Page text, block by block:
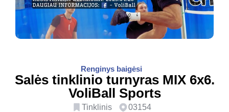
Renginys baigėsi
Salės tinklinio turnyras MIX 6x6.
VoliBall Sports
Tinklinis 03154